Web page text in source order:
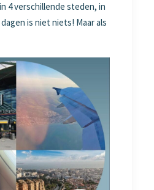
4 verschillende steden, in
is niet niets! Maar als